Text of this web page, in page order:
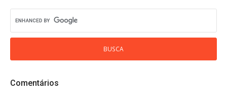
Comentários